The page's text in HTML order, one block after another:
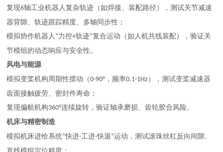
复现6轴工业机器人复杂轨迹（如焊接、装配路径），测试关节减速
器背隙、轨迹跟踪精度、多轴同步性；
模拟协作机器人 “力控+轨迹”复合运动（如人机共线装配），验证关
节模组的动态响应与安全性。
风电与能源
模拟变桨机构周期性摆动（0-90° ，频率0.1-1Hz ），测试变桨减速器
齿面接触疲劳、密封件寿命；
复现偏航机构360°连续旋转，验证轴承磨损、齿轮胶合风险。
机床与精密制造
模拟机床进给系统“快进-工进-快退”运动，测试滚珠丝杠反向间隙、